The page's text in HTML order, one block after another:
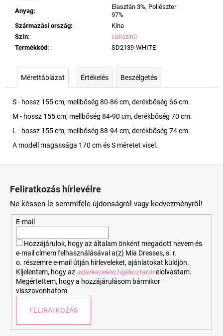
Anyag:
Elasztán 3%, Poliészter
97%
Származási ország:
Kína
Szín:
sokszínű
Termékkód: SD2139-WHITE
Mérettáblázat Értékelés Beszélgetés
S - hossz 155 cm, mellbőség 80-86 cm, derékbőség 66 cm.
M - hossz 155 cm, mellbőség 84-90 cm, derékbőség 70 cm.
L - hossz 155 cm, mellbőség 88-94 cm, derékbőség 74 cm.
A modell magassága 170 cm és S méretet visel.
Feliratkozás hírlevélre
Ne késsen le semmiféle újdonságról vagy kedvezményről!
E-mail
Hozzájárulok, hogy az általam önként megadott nevem és
e-mail címem felhasználásával a(z) Mia Dresses, s. r.
o. részemre e-mail útján hírleveleket, ajánlatokat küldjön.
Kijelentem, hogy az adatkezelési tájékoztatót elolvastam.
Megértettem, hogy a hozzájárulásom bármikor
visszavonhatom.
FELIRATKOZÁS